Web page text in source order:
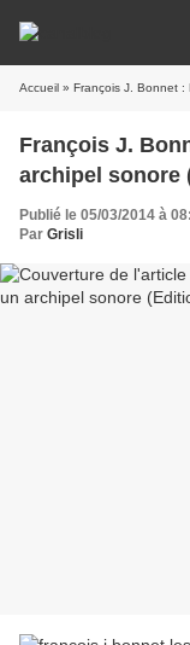
Accueil » François J. Bonnet :
François J.
archipel sonore
Publié le 05/03/2014 à
Par Grisli